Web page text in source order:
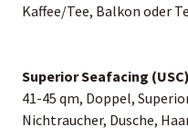
Kaffee/Tee, Balkon oder
Superior Seafacing
41-45 qm, Doppel,
Nichtraucher, Dusche,